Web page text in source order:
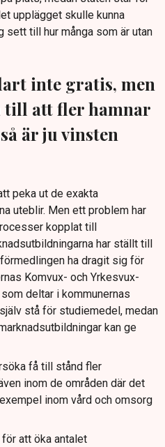
upplägget skulle kunna
sett till hur många som är utan
inte gratis, men
till att fler hamnar
är ju vinsten
peka ut de exakta
uteblir. Men ett problem har
kopplat till
har ställt till
ha dragit sig för
Komvux- och Yrkesvux-
deltar i kommunernas
stå för studiemedel, medan
kan ge
få till stånd fler
inom de områden där det
inom vård och omsorg
att öka antalet